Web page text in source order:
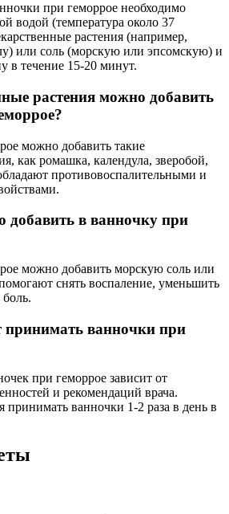
при геморрое необходимо
водой (температура около 37
растения (например,
или соль (морскую или эпсомскую) и
в течение 15-20 минут.
растения можно добавить
можно добавить такие
как ромашка, календула, зверобой,
противовоспалительными и
добавить в ванночку при
можно добавить морскую соль или
снять воспаление, уменьшить
боль.
принимать ванночки при
при геморрое зависит от
и рекомендаций врача.
принимать ванночки 1-2 раза в день в